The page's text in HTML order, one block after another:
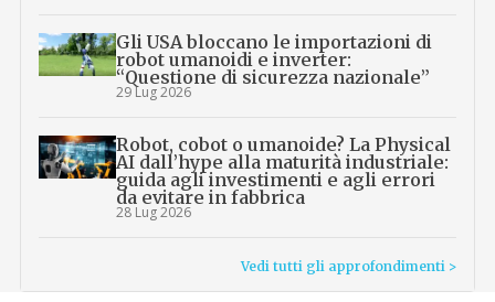
Gli USA bloccano le importazioni di
robot umanoidi e inverter:
“Questione di sicurezza nazionale”
29 Lug 2026
Robot, cobot o umanoide? La Physical
AI dall’hype alla maturità industriale:
guida agli investimenti e agli errori
da evitare in fabbrica
28 Lug 2026
Vedi tutti gli approfondimenti >